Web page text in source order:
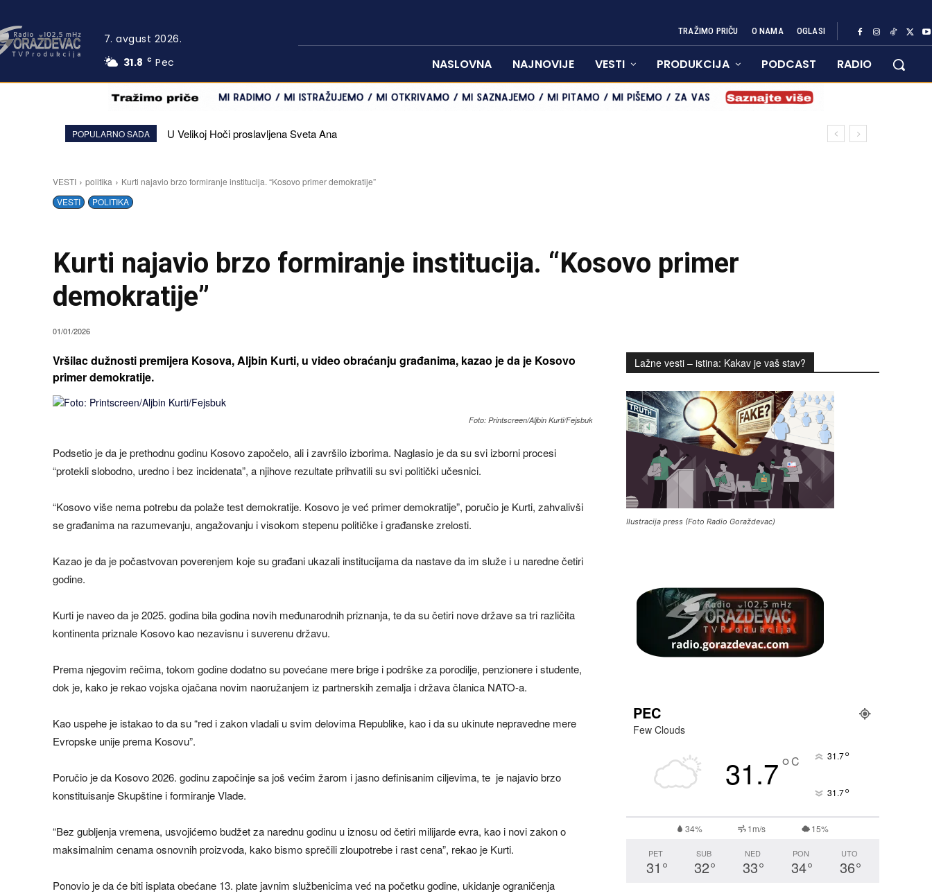
7. avgust 2026.
31.8
C Pec
TRAŽIMO PRIČU O NAMA OGLASI
NASLOVNA NAJNOVIJE VESTI PRODUKCIJA PODCAST RADIO
POPULARNO SADA U Velikoj Hoči proslavljena Sveta Ana
Na Kosovu od danas niže cene dizela i benzina
VESTI politika
Kurti najavio brzo formiranje institucija. “Kosovo primer demokratije”
VESTI
POLITIKA
Kurti najavio brzo formiranje institucija. “Kosovo primer
demokratije”
01/01/2026
Vršilac dužnosti premijera Kosova, Aljbin Kurti, u video obraćanju građanima, kazao je da je Kosovo
primer demokratije.
Foto: Printscreen/Aljbin Kurti/Fejsbuk
Podsetio je da je prethodnu godinu Kosovo započelo, ali i završilo izborima. Naglasio je da su svi izborni procesi
“protekli slobodno, uredno i bez incidenata”, a njihove rezultate prihvatili su svi politički učesnici.
“Kosovo više nema potrebu da polaže test demokratije. Kosovo je već primer demokratije”, poručio je Kurti, zahvalivši
se građanima na razumevanju, angažovanju i visokom stepenu političke i građanske zrelosti.
Kazao je da je počastvovan poverenjem koje su građani ukazali institucijama da nastave da im služe i u naredne četiri
godine.
Kurti je naveo da je 2025. godina bila godina novih međunarodnih priznanja, te da su četiri nove države sa tri različita
kontinenta priznale Kosovo kao nezavisnu i suverenu državu.
Prema njegovim rečima, tokom godine dodatno su povećane mere brige i podrške za porodilje, penzionere i studente,
dok je, kako je rekao vojska ojačana novim naoružanjem iz partnerskih zemalja i država članica NATO-a.
Kao uspehe je istakao to da su “red i zakon vladali u svim delovima Republike, kao i da su ukinute nepravedne mere
Evropske unije prema Kosovu”.
Poručio je da Kosovo 2026. godinu započinje sa još većim žarom i jasno definisanim ciljevima, te je najavio brzo
konstituisanje Skupštine i formiranje Vlade.
“Bez gubljenja vremena, usvojićemo budžet za narednu godinu u iznosu od četiri milijarde evra, kao i novi zakon o
maksimalnim cenama osnovnih proizvoda, kako bismo sprečili zloupotrebe i rast cena”, rekao je Kurti.
Ponovio je da će biti isplata obećane 13. plate javnim službenicima već na početku godine, ukidanje ograničenja
Lažne vesti – istina: Kakav je vaš stav?
Ilustracija press (Foto Radio Goraždevac)
PEC
Few Clouds
31.7°C 31.7°
31.7°
34% 1m/s 15%
PET
31 °
SUB
32°
NED
33°
PON
34°
UTO
36°